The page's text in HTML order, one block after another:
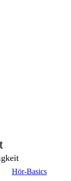
Hör-Basics